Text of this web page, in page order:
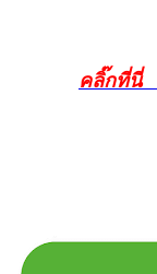
คลิ๊กที่นี่